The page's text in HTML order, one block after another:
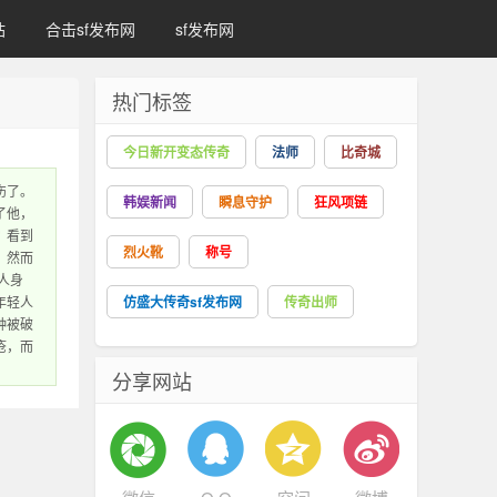
合击sf发布网 sf发布网
。
，
看到
然而
身
轻人
被破
，而
热门标签
今日新开变态传奇 法师 比奇城
韩娱新闻 瞬息守护 狂风项链
烈火靴 称号
仿盛大传奇sf发布网 传奇出师
分享网站